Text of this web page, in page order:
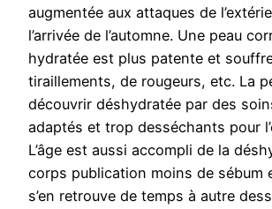
augmentée aux attaques de
l’arrivée de l’automne. Une peau
hydratée est plus patente et
tiraillements, de rougeurs, etc. La
découvrir déshydratée par des
adaptés et trop desséchants pour
L’âge est aussi accompli de la
corps publication moins de sébum
s’en retrouve de temps à autre